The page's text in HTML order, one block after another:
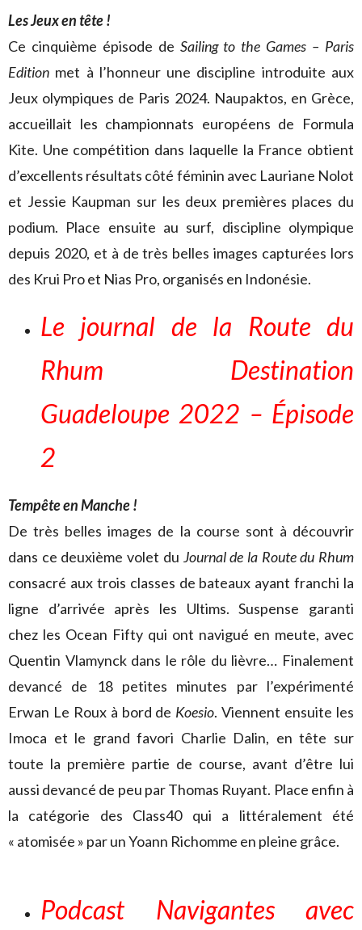
Les Jeux en tête !
Ce cinquième épisode de Sailing to the Games – Paris
Edition met à l’honneur une discipline introduite aux
Jeux olympiques de Paris 2024. Naupaktos, en Grèce,
accueillait les championnats européens de Formula
Kite. Une compétition dans laquelle la France obtient
d’excellents résultats côté féminin avec Lauriane Nolot
et Jessie Kaupman sur les deux premières places du
podium. Place ensuite au surf, discipline olympique
depuis 2020, et à de très belles images capturées lors
des Krui Pro et Nias Pro, organisés en Indonésie.
Le journal de la Route du
Rhum Destination
Guadeloupe 2022 – Épisode
2
Tempête en Manche !
De très belles images de la course sont à découvrir
dans ce deuxième volet du Journal de la Route du Rhum
consacré aux trois classes de bateaux ayant franchi la
ligne d’arrivée après les Ultims. Suspense garanti
chez les Ocean Fifty qui ont navigué en meute, avec
Quentin Vlamynck dans le rôle du lièvre… Finalement
devancé de 18 petites minutes par l’expérimenté
Erwan Le Roux à bord de Koesio. Viennent ensuite les
Imoca et le grand favori Charlie Dalin, en tête sur
toute la première partie de course, avant d’être lui
aussi devancé de peu par Thomas Ruyant. Place enfin à
la catégorie des Class40 qui a littéralement été
« atomisée » par un Yoann Richomme en pleine grâce.
Podcast Navigantes avec